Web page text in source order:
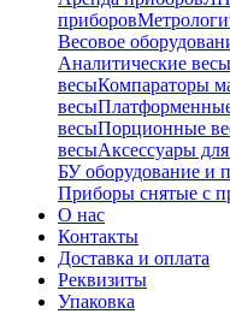
приборов
Весовое
Аналитические весы
весыКомпараторы
весы
весыПорционные
весыАксессуары
БУ оборудование и
Приборы снятые с
О нас
Контакты
Доставка и оплата
Реквизиты
Упаковка